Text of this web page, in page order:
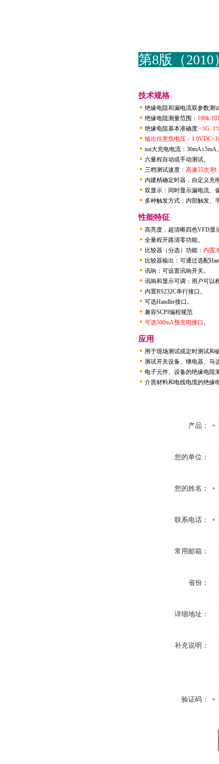
第8版（2010
技术规格
● 绝缘电阻和漏电流双参数测
● 绝缘电阻测量范围： 100k-
● 绝缘电阻基本准确度:<1G:
● 输出任意负电压：
● zui大充电电流：30mA±5mA
● 六量程自动或手动测试。
● 三档测试速度： 高速55次/秒
● 内建精确定时器，自定义充
● 双显示：同时显示漏电流、
● 多种触发方式：内部触发、
性能特征
● 高亮度，超清晰四色VFD显
● 全量程开路清零功能。
● 比较器（分选）功能： 内置
● 比较器输出：可通过选配
● 讯响：可设置讯响开关。
● 讯响和显示可调：用户可以
● 内置RS232C串行接口。
● 可选Handler接口。
● 兼容SCPI编程规范
● 可选500mA预充电接口 。
应用
● 用于现场测试或定时测试和
● 测试开关设备、继电器、马
● 电子元件、设备的绝缘电阻
● 介质材料和电线电缆的绝缘
产品：
您的单位：
您的姓名：
联系电话：
常用邮箱：
省份：
详细地址：
补充说明：
验证码：